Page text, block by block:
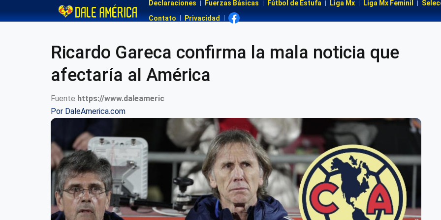
Declaraciones Fuerzas Básicas Fútbol de Estufa Liga Mx Liga Mx Feminil
Contato
Privacidad
Ricardo Gareca confirma la mala noticia que
afectaría al América
Fuente https://www.daleameric
Por DaleAmerica.com